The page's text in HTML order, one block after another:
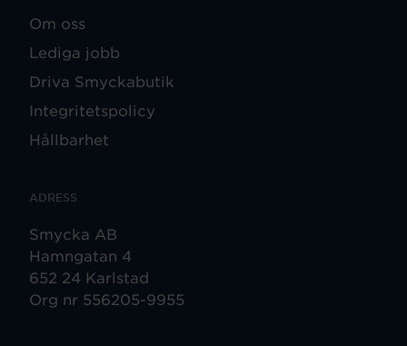
Om oss
Lediga jobb
Driva Smyckabutik
Integritetspolicy
Hållbarhet
ADRESS
Smycka AB
Hamngatan 4
652 24 Karlstad
Org nr 556205-9955